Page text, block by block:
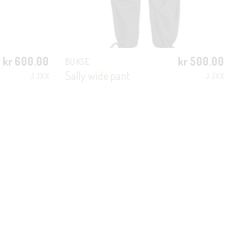
kr 600.00 BUKSE
Sally wide pant
kr 500.00
familien i dag. Som medlem får du 10%
handel og eksklusive fordeler rett i lomma.
HENT MIN RABATTKODE!